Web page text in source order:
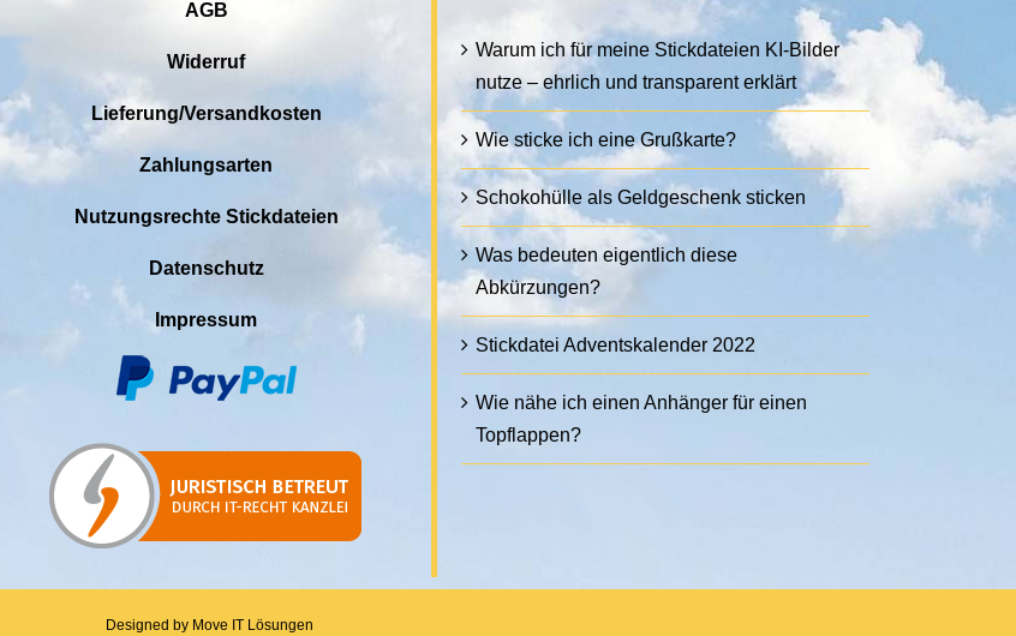
AGB
Widerruf
Lieferung/Versandkosten
Zahlungsarten
Nutzungsrechte Stickdateien
Datenschutz
Impressum
Warum ich für meine Stickdateien KI-Bilder
nutze – ehrlich und transparent erklärt
Wie sticke ich eine Grußkarte?
Schokohülle als Geldgeschenk sticken
Was bedeuten eigentlich diese
Abkürzungen?
Stickdatei Adventskalender 2022
Wie nähe ich einen Anhänger für einen
Topflappen?
Designed by Move IT Lösungen